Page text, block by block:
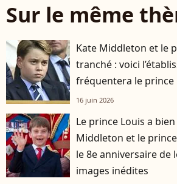
Sur le même
Kate Middleton et le
tranché : voici
fréquentera le prince
16 juin 2026
Le prince Louis a
Middleton et le
le 8e anniversaire de
images inédites